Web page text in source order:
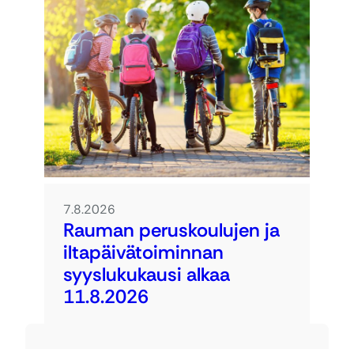
7.8.2026
Rauman peruskoulujen ja
iltapäivätoiminnan
syyslukukausi alkaa
11.8.2026